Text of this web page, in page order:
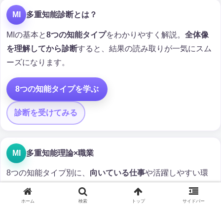
MI 多重知能診断とは？
MIの基本と8つの知能タイプをわかりやすく解説。 全体像
を理解してから診断すると、結果の読み取りが一気にスム
ーズになります。
8つの知能タイプを学ぶ
診断を受けてみる
MI 多重知能理論×職業
8つの知能タイプ別に、 向いている仕事や活躍しやすい環
境を一覧でチェック。
ホーム 検索 トップ サイドバー